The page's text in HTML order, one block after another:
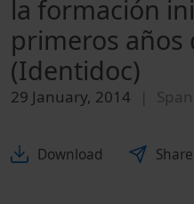
la formación
primeros años
(Identidoc)
29 January, 2014
Download Share